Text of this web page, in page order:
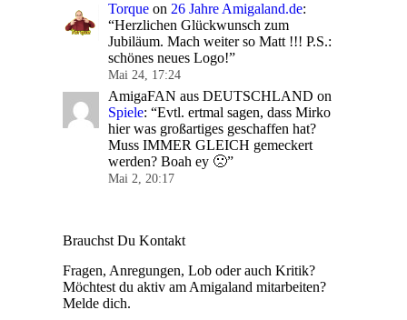
Torque on 26 Jahre Amigaland.de:
“Herzlichen Glückwunsch zum
Jubiläum. Mach weiter so Matt !!! P.S.:
schönes neues Logo!”
Mai 24, 17:24
AmigaFAN aus DEUTSCHLAND on
Spiele: “Evtl. ertmal sagen, dass Mirko
hier was großartiges geschaffen hat?
Muss IMMER GLEICH gemeckert
werden? Boah ey 🙁”
Mai 2, 20:17
Brauchst Du Kontakt
Fragen, Anregungen, Lob oder auch Kritik?
Möchtest du aktiv am Amigaland mitarbeiten?
Melde dich.